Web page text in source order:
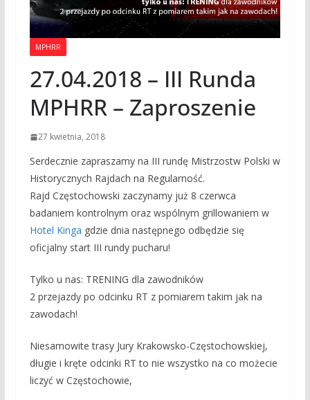
MPHRR
27.04.2018 – III Runda
MPHRR – Zaproszenie
27 kwietnia, 2018
Serdecznie zapraszamy na III rundę Mistrzostw Polski w
Historycznych Rajdach na Regularność.
Rajd Częstochowski zaczynamy już 8 czerwca
badaniem kontrolnym oraz wspólnym grillowaniem w
Hotel Kinga gdzie dnia następnego odbędzie się
oficjalny start III rundy pucharu!
Tylko u nas: TRENING dla zawodników
2 przejazdy po odcinku RT z pomiarem takim jak na
zawodach!
Niesamowite trasy Jury Krakowsko-Częstochowskiej,
długie i kręte odcinki RT to nie wszystko na co możecie
liczyć w Częstochowie,